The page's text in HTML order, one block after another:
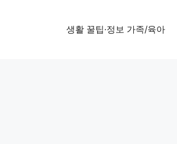
생활 꿀팁·정보 가족/육아